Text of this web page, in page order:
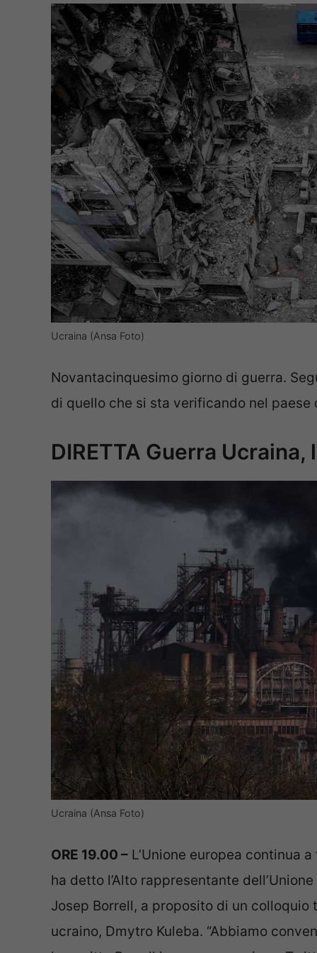
Ucraina (Ansa Foto)
Novantacinquesimo giorno di guerra.
di quello che si sta verificando nel paese
DIRETTA Guerra
Ucraina (Ansa Foto)
ORE 19.00 – L’Unione europea continua
ha detto l’Alto rappresentante
Josep Borrell, a proposito di un
ucraino, Dmytro Kuleba. “Abbiamo